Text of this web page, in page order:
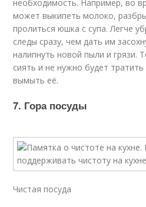
необходимость. Например, во
может выкипеть молоко,
пролиться юшка с супа. Легче
следы сразу, чем дать им
налипнуть новой пыли и грязи.
сиять и не нужно будет
вымыть её.
7. Гора посуды
Чистая посуда